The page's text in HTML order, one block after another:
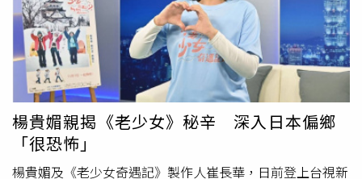
偉恩年紀、外型她都能接受，「但他一直叫我老師，所以我
把他當學生，常常罵他或對他翻白眼」。一旁的宋偉恩則自
曝有抖M屬性，「被老師這樣子對待會覺得很好玩、有被關
注，是開心的」，更表示可以接受姐弟戀，「年紀比我小，
可以有厚實的肩膀給她靠，年紀比我大，我也會希望靠在別
人身上，很有安全感」。「秋田站」的鮮肉代表風田，身高
190公分又幽默，很符合嚴藝文喜歡的條件。（圖／楊澍
攝）熱愛健身的宋偉恩也不忘關心嚴藝文健康，建議她去辦
健身房會籍，顧身體同時也可能遇到真命天子。嚴藝文才自
常送殺年豬的板油，讓她感受到鄰里的關愛。由漁村裡盛產
大米，村民多將其摻入五穀雜糧煮粥，還會採摘自家新鮮蔬
菜用菜油炒熟。邱桃花則一直用豬油炒菜，有時還為婆婆熬
製八寶粥，食材豐富。邱柴氏早年飽經生活磨難，「小時候
還是清朝，人們都沒有飯吃，到山上找野菜回來吃，餓死了
很多人，我還活著。」邱柴氏出生於1901年1月1日，2025
年元旦迎來124歲生辰。（圖／翻攝自極目新聞）未出嫁
時，邱柴氏被稱為柴會計，雖沒文化卻算帳精準，集體生產
時期，她勇挑重擔，即便是耕田翻土、挑糞壘石等男人幹的
楊貴媚親揭《老少女》秘辛 深入日本偏鄉
「很恐怖」
楊貴媚及《老少女奇遇記》製作人崔長華，日前登上台視新